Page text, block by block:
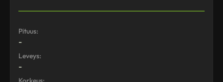
Pituus:
-
Leveys:
-